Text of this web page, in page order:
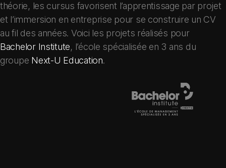
théorie, les cursus favorisent l’apprentissage par projet
et l’immersion en entreprise pour se construire un CV
au fil des années. Voici les projets réalisés pour
Bachelor Institute, l’école spécialisée en 3 ans du
groupe Next-U Education.